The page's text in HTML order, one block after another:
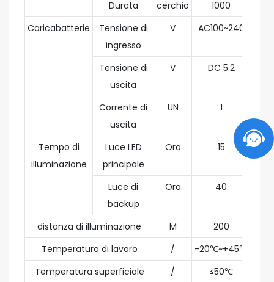
Durata cerchio
1000
Caricabatterie
Tensione di
ingresso
V AC100~240
Tensione di
uscita
V DC 5.2
Corrente di
uscita
UN 1
Tempo di
illuminazione
Luce LED
principale
Ora 15
Luce di
backup
Ora 40
distanza di illuminazione M
200
Temperatura di lavoro
/
-20℃~+45℃
Temperatura superficiale
/ ≤50℃